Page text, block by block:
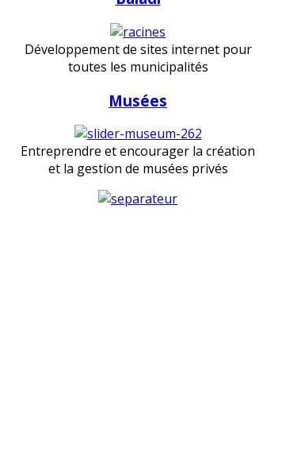
Développement de sites internet pour
toutes les municipalités
Musées
Entreprendre et encourager la création
et la gestion de musées privés